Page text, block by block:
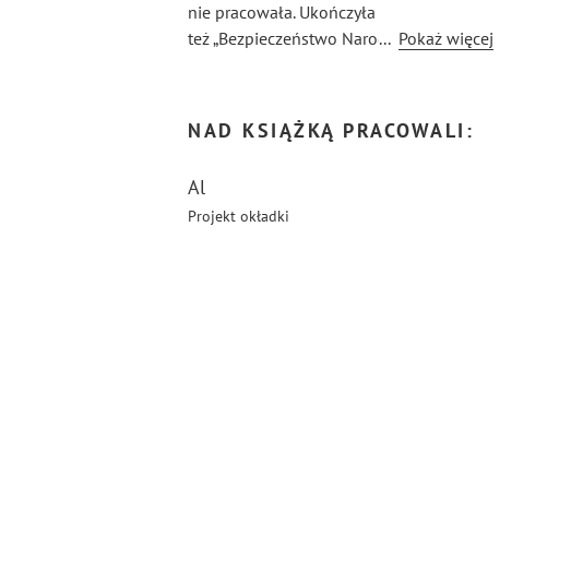
nie pracowała. Ukończyła
też „Bezpieczeństwo Narodowe”.
wspaniałego męża. Nie lubi ograniczeń
i sztucznych barier, dlatego też jest
dorobkiem pisarskim.
... Pokaż więcej
NAD KSIĄŻKĄ PRACOWALI:
Al
Projekt okładki